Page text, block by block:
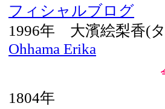
フィシャルブログ
1996年 大濱絵梨
Ohhama Erika
1804年